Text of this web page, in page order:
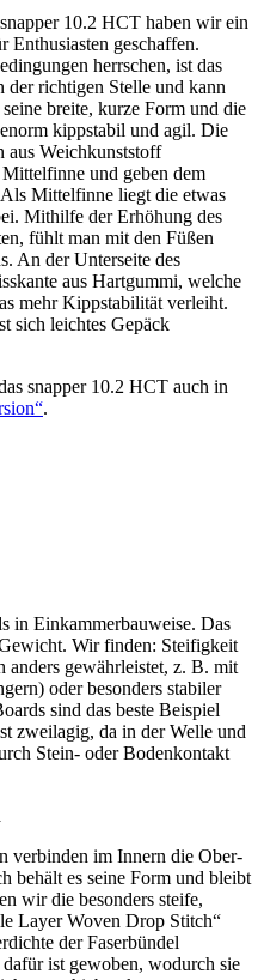
10.2 HCT haben wir ein
Enthusiasten geschaffen.
herrschen, ist das
der richtigen Stelle und kann
breite, kurze Form und die
kippstabil und agil. Die
aus Weichkunststoff
und geben dem
Mittelfinne liegt die etwas
Mithilfe der Erhöhung des
fühlt man mit den Füßen
An der Unterseite des
aus Hartgummi, welche
mehr Kippstabilität verleiht.
sich leichtes Gepäck
snapper 10.2 HCT auch in
.
in Einkammerbauweise. Das
Wir finden: Steifigkeit
anders gewährleistet, z. B. mit
oder besonders stabiler
sind das beste Beispiel
zweilagig, da in der Welle und
Stein- oder Bodenkontakt
verbinden im Innern die Ober-
behält es seine Form und bleibt
wir die besonders steife,
Layer Woven Drop Stitch“
der Faserbündel
ist gewoben, wodurch sie